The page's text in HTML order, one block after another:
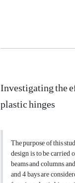
Investigating the
plastic hinges
The purpose of this
design is to be carried
beams and columns,
and 4 bays are